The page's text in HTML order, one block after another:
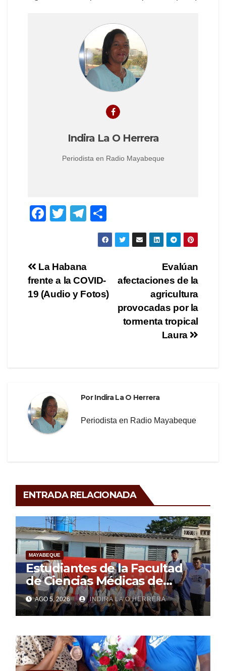
Indira La O Herrera
Periodista en Radio Mayabeque
F
e
b
o
T
er
T
el
a
m
o
m
ar
tir
Navegación
de
Evalúan
afectaciones de la
agricultura
provocadas por la
tormenta tropical
Laura
La Habana
frente a la COVID-
19 (Audio y Fotos)
PorIndira La O Herrera
Periodista en Radio Mayabeque
ENTRADA RELACIONADA
MAYABEQUE
Estudiantes de la Facultad
de Ciencias Médicas de
Mayabeque realizan
pesquisa
AGO 5, 2026 INDIRA LA O HERRERA